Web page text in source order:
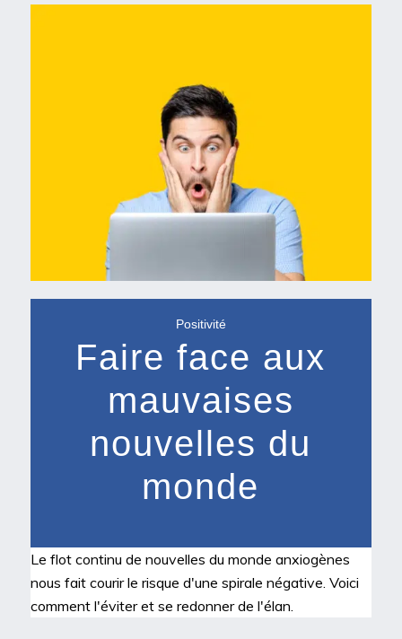
Positivité
Faire face aux
mauvaises
nouvelles du
monde
Le flot continu de nouvelles du monde anxiogènes
nous fait courir le risque d'une spirale négative. Voici
comment l'éviter et se redonner de l'élan.